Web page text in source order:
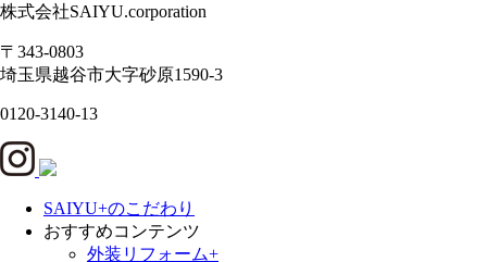
株式会社SAIYU.corporation
〒343-0803
埼玉県越谷市大字砂原1590-3
0120-3140-13
SAIYU+のこだわり
おすすめコンテンツ
外装リフォーム+